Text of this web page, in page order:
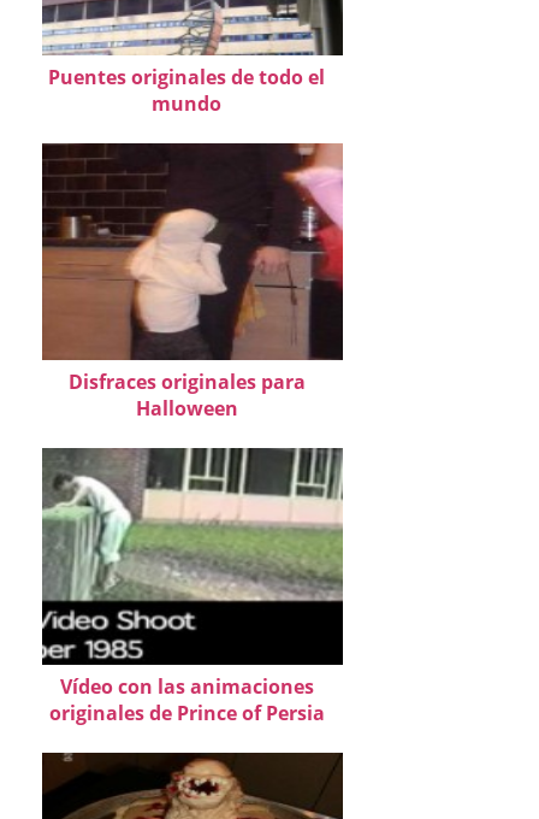
Puentes originales de todo el
mundo
Disfraces originales para
Halloween
Vídeo con las animaciones
originales de Prince of Persia